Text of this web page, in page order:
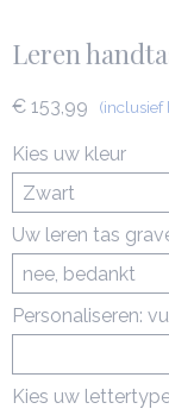
Leren
€ 153,99 (inclusief
Kies uw kleur
Uw leren tas
Personaliseren:
Kies uw